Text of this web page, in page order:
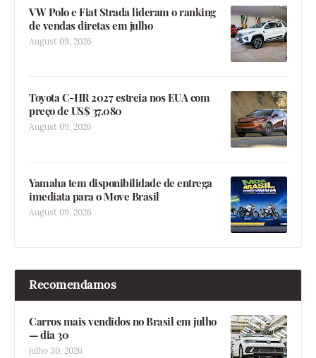
VW Polo e Fiat Strada lideram o ranking
de vendas diretas em julho
August 09, 2026
Toyota C-HR 2027 estreia nos EUA com
preço de US$ 37.080
August 09, 2026
Yamaha tem disponibilidade de entrega
imediata para o Move Brasil
August 09, 2026
Recomendamos
Carros mais vendidos no Brasil em julho
— dia 30
julho 30, 2026